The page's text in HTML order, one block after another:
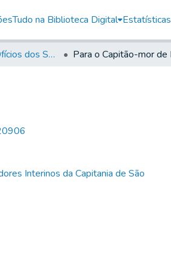
Tudo na Biblioteca Digital Estatísticas
Volume 88 - Ofícios dos Senhores Governadores Interinos da Capitania de São Paulo (1817- 1819)
Interinos da Capitania de São